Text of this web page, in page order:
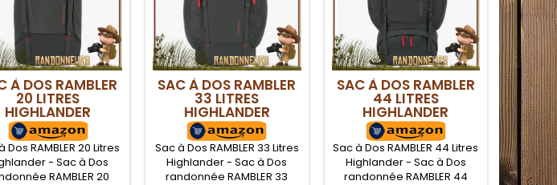
À DOS RAMBLER
20 LITRES
HIGHLANDER
Dos RAMBLER 20 Litres
- Sac à Dos
RAMBLER 20
SAC À DOS RAMBLER
33 LITRES
HIGHLANDER
Sac à Dos RAMBLER 33 Litres
Highlander - Sac à Dos
randonnée RAMBLER 33
SAC À DOS RAMBLER
44 LITRES
HIGHLANDER
Sac à Dos RAMBLER 44 Litres
Highlander - Sac à Dos
randonnée RAMBLER 44